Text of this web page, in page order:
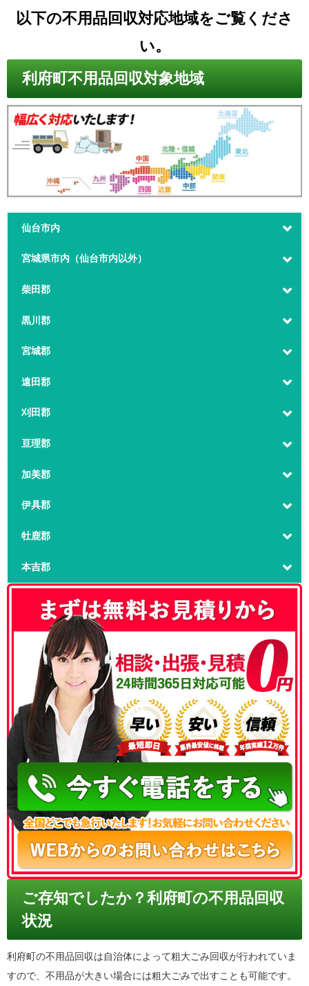
以下の不用品回収対応地域をご覧くださ
い。
利府町不用品回収対象地域
仙台市内
宮城県市内（仙台市内以外）
柴田郡
黒川郡
宮城郡
遠田郡
刈田郡
亘理郡
加美郡
伊具郡
牡鹿郡
本吉郡
050-3186-4780
ご存知でしたか？利府町の不用品回収
状況
利府町の不用品回収は自治体によって粗大ごみ回収が行われていま
すので、不用品が大きい場合には粗大ごみで出すことも可能です。